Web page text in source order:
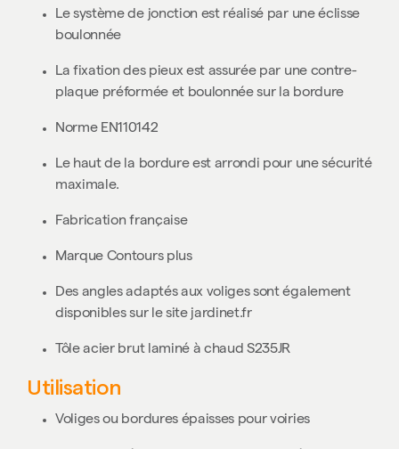
Le système de jonction est réalisé par une éclisse
boulonnée
La fixation des pieux est assurée par une contre-
plaque préformée et boulonnée sur la bordure
Norme EN110142
Le haut de la bordure est arrondi pour une sécurité
maximale.
Fabrication française
Marque Contours plus
Des angles adaptés aux voliges sont également
disponibles sur le site jardinet.fr
Tôle acier brut laminé à chaud S235JR
Utilisation
Voliges ou bordures épaisses pour voiries